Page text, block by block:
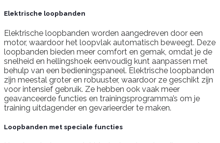
Elektrische loopbanden
Elektrische loopbanden worden aangedreven door een
motor, waardoor het loopvlak automatisch beweegt. Deze
loopbanden bieden meer comfort en gemak, omdat je de
snelheid en hellingshoek eenvoudig kunt aanpassen met
behulp van een bedieningspaneel. Elektrische loopbanden
zijn meestal groter en robuuster, waardoor ze geschikt zijn
voor intensief gebruik. Ze hebben ook vaak meer
geavanceerde functies en trainingsprogramma’s om je
training uitdagender en gevarieerder te maken.
Loopbanden met speciale functies